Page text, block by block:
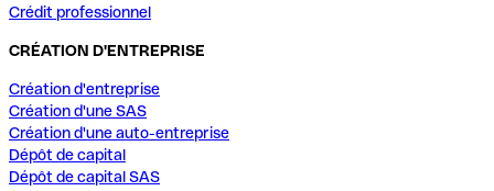
Crédit professionnel
CRÉATION D'ENTREPRISE
Création d'entreprise
Création d'une SAS
Création d'une auto-entreprise
Dépôt de capital
Dépôt de capital SAS